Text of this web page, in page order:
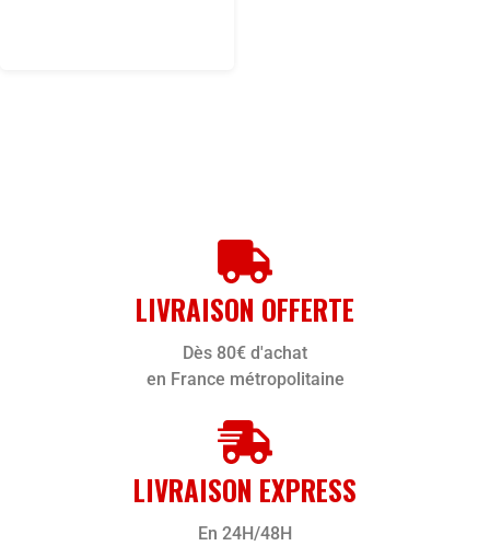
LIVRAISON OFFERTE
Dès 80€ d'achat
en France métropolitaine
LIVRAISON EXPRESS
En 24H/48H